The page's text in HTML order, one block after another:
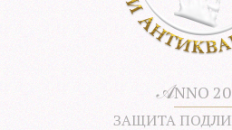
𝒜NNO
ЗАЩИТА